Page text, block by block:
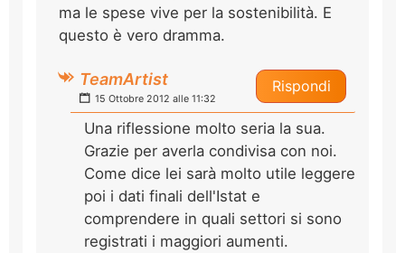
ma le spese vive per la sostenibilità. E
questo è vero dramma.
Rispondi
TeamArtist
15 Ottobre 2012 alle 11:32
Una riflessione molto seria la sua.
Grazie per averla condivisa con noi.
Come dice lei sarà molto utile leggere
poi i dati finali dell'Istat e
comprendere in quali settori si sono
registrati i maggiori aumenti.